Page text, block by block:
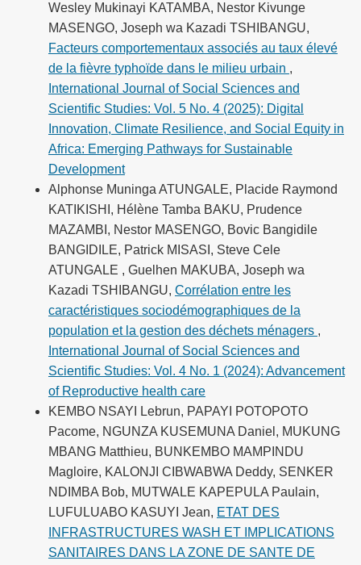
Wesley Mukinayi KATAMBA, Nestor Kivunge
MASENGO, Joseph wa Kazadi TSHIBANGU,
Facteurs comportementaux associés au taux élevé
de la fièvre typhoïde dans le milieu urbain ,
International Journal of Social Sciences and
Scientific Studies: Vol. 5 No. 4 (2025): Digital
Innovation, Climate Resilience, and Social Equity in
Africa: Emerging Pathways for Sustainable
Development
Alphonse Muninga ATUNGALE, Placide Raymond
KATIKISHI, Hélène Tamba BAKU, Prudence
MAZAMBI, Nestor MASENGO, Bovic Bangidile
BANGIDILE, Patrick MISASI, Steve Cele
ATUNGALE , Guelhen MAKUBA, Joseph wa
Kazadi TSHIBANGU, Corrélation entre les
caractéristiques sociodémographiques de la
population et la gestion des déchets ménagers ,
International Journal of Social Sciences and
Scientific Studies: Vol. 4 No. 1 (2024): Advancement
of Reproductive health care
KEMBO NSAYI Lebrun, PAPAYI POTOPOTO
Pacome, NGUNZA KUSEMUNA Daniel, MUKUNG
MBANG Matthieu, BUNKEMBO MAMPINDU
Magloire, KALONJI CIBWABWA Deddy, SENKER
NDIMBA Bob, MUTWALE KAPEPULA Paulain,
LUFULUABO KASUYI Jean, ETAT DES
INFRASTRUCTURES WASH ET IMPLICATIONS
SANITAIRES DANS LA ZONE DE SANTE DE